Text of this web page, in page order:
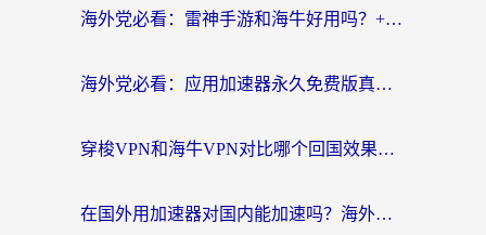
海外党必看：雷神手游和海牛好用吗？+3款热门加速器实测对比，附番茄加速器无缝回国指南
海外党必看：应用加速器永久免费版真的存在吗？教你选对回国加速器无缝刷国内资源
穿梭VPN和海牛VPN对比哪个回国效果更好？海外华人亲测3款热门加速器+避坑指南
在国外用加速器对国内能加速吗？海外党亲测有效的无缝访问指南